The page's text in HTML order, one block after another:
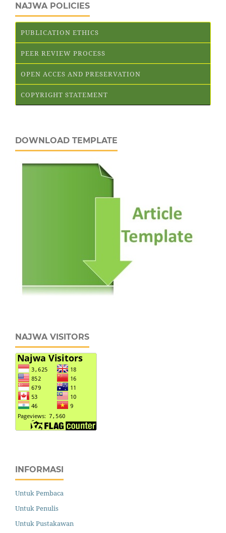
NAJWA POLICIES
PUBLICATION ETHICS
PEER REVIEW PROCESS
OPEN ACCES AND PRESERVATION
COPYRIGHT STATEMENT
DOWNLOAD TEMPLATE
NAJWA VISITORS
INFORMASI
Untuk Pembaca
Untuk Penulis
Untuk Pustakawan